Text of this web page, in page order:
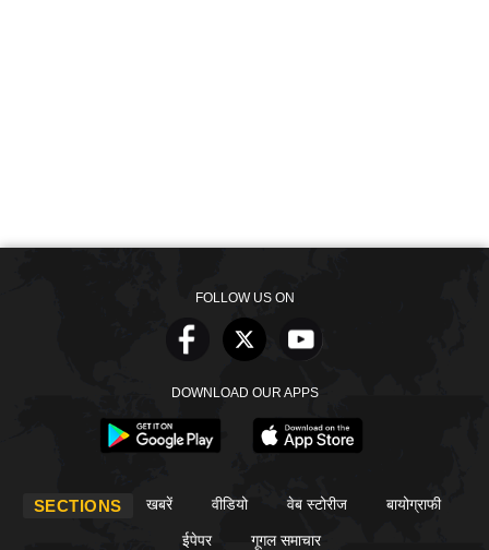
FOLLOW US ON
DOWNLOAD OUR APPS
SECTIONS खबरें वीडियो वेब स्टोरीज बायोग्राफी
ईपेपर गूगल समाचार